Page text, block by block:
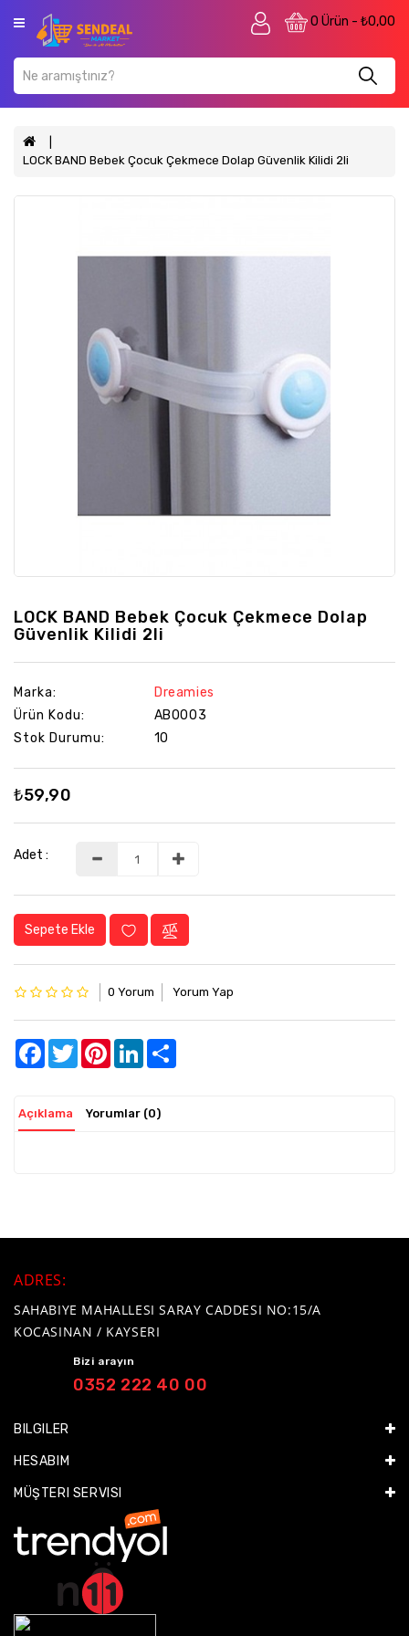
0 Ürün - ₺0,00
Kategori
Anasayfa
Mobilya
Petshop
Anne
Kozmetik
Bahçe
LOCK BAND Bebek Çocuk Çekmece Dolap Güvenlik Kilidi 2li
LOCK BAND Bebek Çocuk Çekmece Dolap
Güvenlik Kilidi 2li
Marka:
Dreamies
Ürün Kodu:
AB0003
Stok Durumu:
10
₺59,90
Adet :
Sepete Ekle
0 Yorum Yorum Yap
Facebook
TwitterPinterestLinkedIn
Açıklama Yorumlar (0)
ADRES:
SAHABIYE MAHALLESI SARAY CADDESI NO:15/A
KOCASINAN / KAYSERI
Bizi arayın
0352 222 40 00
BILGILER
HESABIM
MÜŞTERI SERVISI